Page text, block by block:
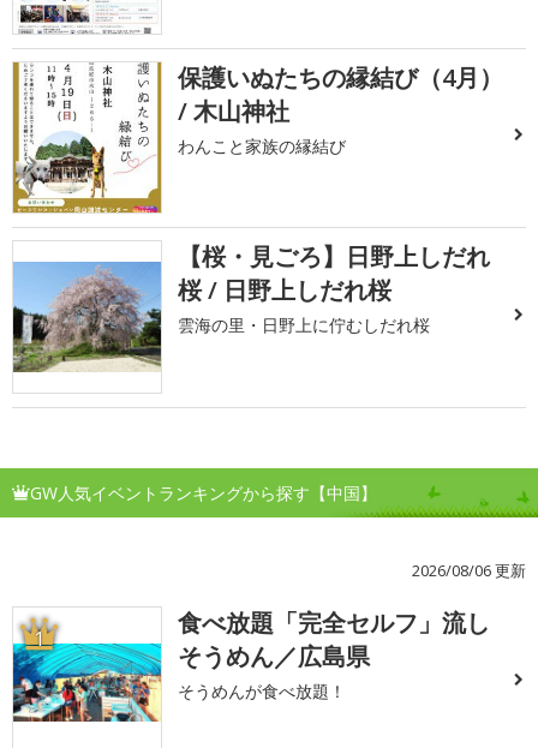
保護いぬたちの縁結び（4月）
/ 木山神社
わんこと家族の縁結び
【桜・見ごろ】日野上しだれ
桜 / 日野上しだれ桜
雲海の里・日野上に佇むしだれ桜
GW人気イベントランキングから探す【中国】
2026/08/06 更新
1
食べ放題「完全セルフ」流し
そうめん／広島県
そうめんが食べ放題！